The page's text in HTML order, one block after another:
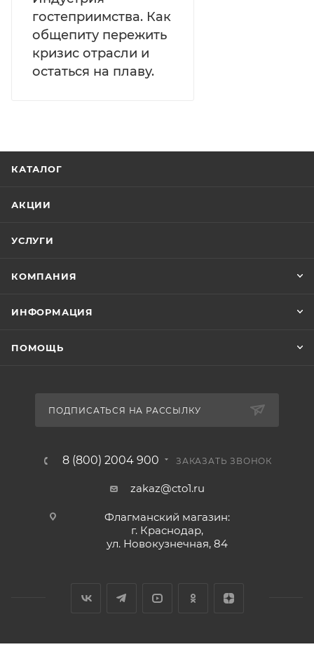
гостеприимства. Как
общепиту пережить
кризис отрасли и
остаться на плаву.
КАТАЛОГ
АКЦИИ
УСЛУГИ
КОМПАНИЯ
ИНФОРМАЦИЯ
ПОМОЩЬ
ПОДПИСАТЬСЯ НА РАССЫЛКУ
8 (800) 2004 900 ЗАКАЗАТЬ ЗВОНОК
zakaz@cto1.ru
Флагманский магазин:
г. Краснодар,
ул. Новокузнечная, 84